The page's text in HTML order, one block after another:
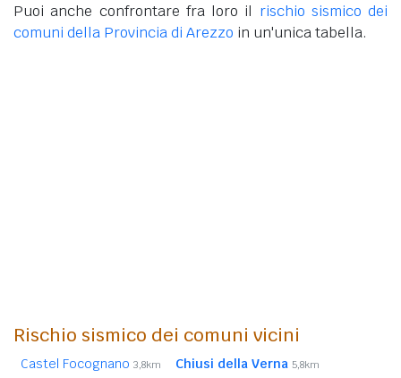
Puoi anche confrontare fra loro il rischio sismico dei
comuni della Provincia di Arezzo in un'unica tabella.
Rischio sismico dei comuni vicini
Castel Focognano 3,8km Chiusi della Verna 5,8km